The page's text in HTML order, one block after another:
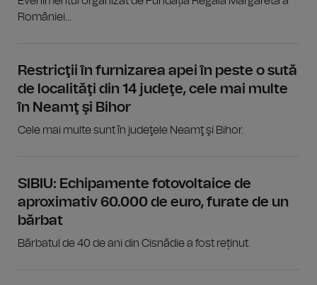
României...
Restricţii în furnizarea apei în peste o sută
de localităţi din 14 judeţe, cele mai multe
în Neamţ şi Bihor
Cele mai multe sunt în judeţele Neamţ şi Bihor.
SIBIU: Echipamente fotovoltaice de
aproximativ 60.000 de euro, furate de un
bărbat
Bărbatul de 40 de ani din Cisnădie a fost reținut.